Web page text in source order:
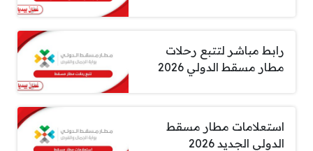
رابط مباشر لتتبع رحلات
مطار مسقط الدولي 2026
استعلامات مطار مسقط
الدولي الجديد 2026